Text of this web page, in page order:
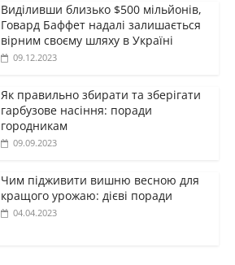
Виділивши близько $500 мільйонів,
Говард Баффет надалі залишається
вірним своєму шляху в Україні
09.12.2023
Як правильно збирати та зберігати
гарбузове насіння: поради
городникам
09.09.2023
Чим підживити вишню весною для
кращого урожаю: дієві поради
04.04.2023